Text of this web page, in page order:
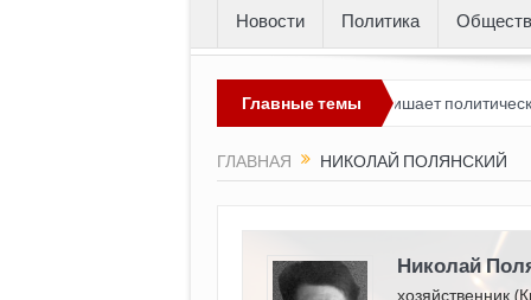
Новости Политика
Главные темы
Россия лишает политических
ГЛАВНАЯ НИКОЛАЙ ПОЛЯНСКИЙ
Николай
хозяйственник